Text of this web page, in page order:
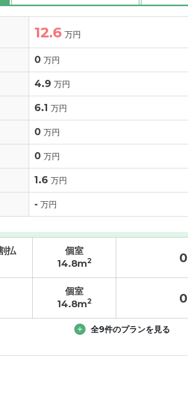
や植栽に囲まれた落ち着いた場所で、建物の外観
12.6 万円
0 万円
4.9 万円
6.1 万円
0 万円
0 万円
1.6 万円
- 万円
払
個室
14.8m2 0
入居金
個室
14.8m2 0
全9件のプランを見る